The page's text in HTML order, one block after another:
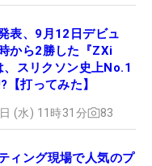
表、9月12日デビュ
から2勝した『ZXi
、スリクソン史上No.1
【打ってみた】
(水) 11時31分 83
ィング現場で人気のプ